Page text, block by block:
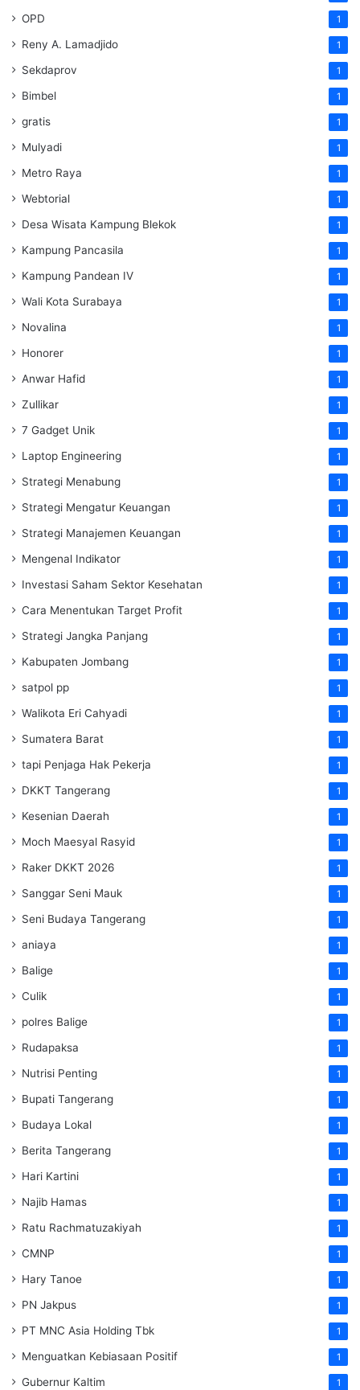
OPD 1
Reny A. Lamadjido 1
Sekdaprov 1
Bimbel 1
gratis 1
Mulyadi 1
Metro Raya 1
Webtorial 1
Desa Wisata Kampung Blekok 1
Kampung Pancasila 1
Kampung Pandean IV 1
Wali Kota Surabaya 1
Novalina 1
Honorer 1
Anwar Hafid 1
Zullikar 1
7 Gadget Unik 1
Laptop Engineering 1
Strategi Menabung 1
Strategi Mengatur Keuangan 1
Strategi Manajemen Keuangan 1
Mengenal Indikator 1
Investasi Saham Sektor Kesehatan 1
Cara Menentukan Target Profit 1
Strategi Jangka Panjang 1
Kabupaten Jombang 1
satpol pp 1
Walikota Eri Cahyadi 1
Sumatera Barat 1
tapi Penjaga Hak Pekerja 1
DKKT Tangerang 1
Kesenian Daerah 1
Moch Maesyal Rasyid 1
Raker DKKT 2026 1
Sanggar Seni Mauk 1
Seni Budaya Tangerang 1
aniaya 1
Balige 1
Culik 1
polres Balige 1
Rudapaksa 1
Nutrisi Penting 1
Bupati Tangerang 1
Budaya Lokal 1
Berita Tangerang 1
Hari Kartini 1
Najib Hamas 1
Ratu Rachmatuzakiyah 1
CMNP 1
Hary Tanoe 1
PN Jakpus 1
PT MNC Asia Holding Tbk 1
Menguatkan Kebiasaan Positif 1
Gubernur Kaltim 1